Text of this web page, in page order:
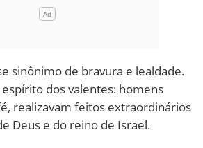
sinônimo de bravura e lealdade.
dos valentes: homens
realizavam feitos extraordinários
Deus e do reino de Israel.